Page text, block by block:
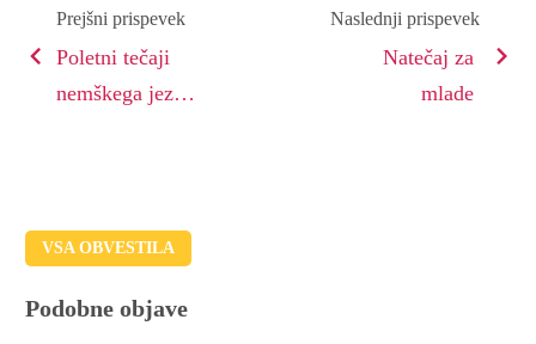
Prejšni prispevek
Poletni tečaji
nemškega jezika
Naslednji prispevek
Natečaj za
mlade
VSA OBVESTILA
Podobne objave